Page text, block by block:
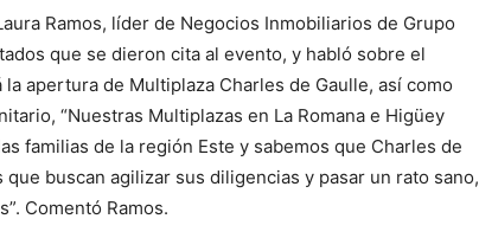
Ramos, líder de Negocios Inmobiliarios de Grupo
que se dieron cita al evento, y habló sobre el
apertura de Multiplaza Charles de Gaulle, así como
“Nuestras Multiplazas en La Romana e Higüey
familias de la región Este y sabemos que Charles de
buscan agilizar sus diligencias y pasar un rato sano,
Comentó Ramos.